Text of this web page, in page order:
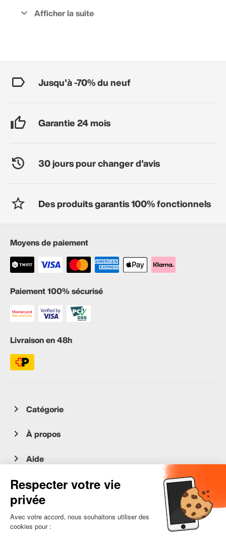
Jusqu'à -70% du neuf
Garantie 24 mois
30 jours pour changer d'avis
Des produits garantis 100% fonctionnels
Moyens de paiement
Paiement 100% sécurisé
Livraison en 48h
Catégorie
À propos
Aide
Service client
occasion.migros.mobile@recommerce.com
Lundi-Vendredi 08:00-17:00